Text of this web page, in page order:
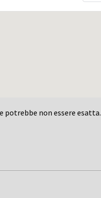
potrebbe non essere esatta.